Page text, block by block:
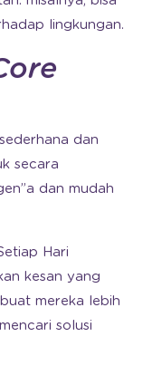
lingkungan.
dan
secara
dan mudah
Hari
kesan yang
mereka lebih
solusi